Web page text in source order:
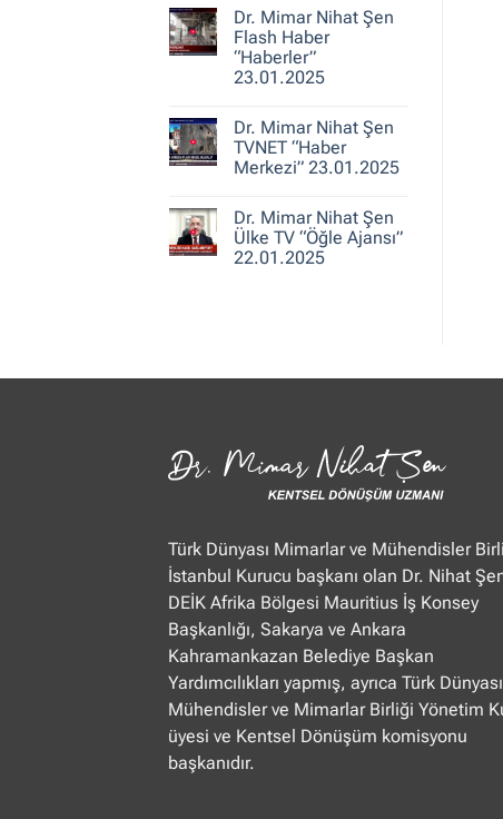
Talu
ile
Hafta
Sonu”
25.01.2025
Dr.
Mimar
Nihat
Şen
CNN
Merhaba
Hafta
Sonu”
25.01.2025
Dr. Mimar Nihat Şen
Flash Haber
“Haberler”
23.01.2025
Dr.
Mimar
Nihat
Şen
“Haberler”
23.01.2025
Dr. Mimar Nihat Şen
TVNET “Haber
Merkezi” 23.01.2025
Dr.
Mimar
Nihat
Şen
Dr. Mimar Nihat Şen
Ülke TV “Öğle Ajansı”
22.01.2025
TV
Türk Dünyası Mimarlar ve Mühendisler
İstanbul Kurucu başkanı olan Dr. Nihat
DEİK Afrika Bölgesi Mauritius İş Konsey
Başkanlığı, Sakarya ve Ankara
Kahramankazan Belediye Başkan
Yardımcılıkları yapmış, ayrıca Türk Dünyası
Mühendisler ve Mimarlar Birliği Yönetim
üyesi ve Kentsel Dönüşüm komisyonu
başkanıdır.